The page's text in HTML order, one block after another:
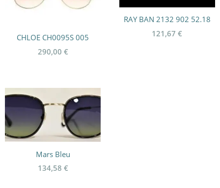
CHLOE CH0095S 005
290,00 €
RAY BAN 2132 902 52.18
121,67€
Mars Bleu
134,58 €